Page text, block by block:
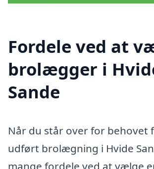
Fordele ved at
brolægger i
Sande
Når du står over for behovet
udført brolægning i Hvide